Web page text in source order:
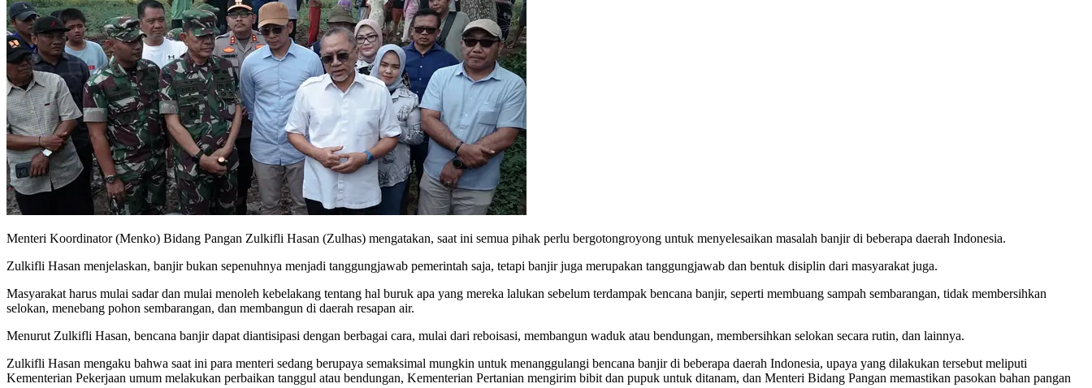
Menteri Koordinator (Menko) Bidang Pangan Zulkifli Hasan (Zulhas) mengatakan, saat ini semua pihak perlu bergotongroyong untuk menyelesaikan masalah banjir di beberapa daerah Indonesia.
Zulkifli Hasan menjelaskan, banjir bukan sepenuhnya menjadi tanggungjawab pemerintah saja, tetapi banjir juga merupakan tanggungjawab dan bentuk disiplin dari masyarakat juga.
Masyarakat harus mulai sadar dan mulai menoleh kebelakang tentang hal buruk apa yang mereka lalukan sebelum terdampak bencana banjir, seperti membuang sampah sembarangan, tidak membersihkan
selokan, menebang pohon sembarangan, dan membangun di daerah resapan air.
Menurut Zulkifli Hasan, bencana banjir dapat diantisipasi dengan berbagai cara, mulai dari reboisasi, membangun waduk atau bendungan, membersihkan selokan secara rutin, dan lainnya.
Zulkifli Hasan mengaku bahwa saat ini para menteri sedang berupaya semaksimal mungkin untuk menanggulangi bencana banjir di beberapa daerah Indonesia, upaya yang dilakukan tersebut meliputi
Kementerian Pekerjaan umum melakukan perbaikan tanggul atau bendungan, Kementerian Pertanian mengirim bibit dan pupuk untuk ditanam, dan Menteri Bidang Pangan memastikan pasokan bahan pangan